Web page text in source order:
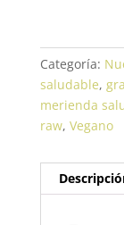
Categoría:
saludable,
merienda
raw, Vegano